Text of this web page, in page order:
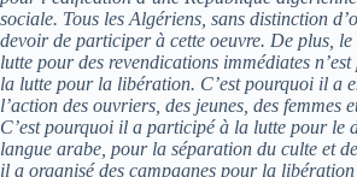
sociale. Tous les Algériens, sans distinction
devoir de participer à cette oeuvre. De plus,
lutte pour des revendications immédiates
la lutte pour la libération. C’est pourquoi il a
l’action des ouvriers, des jeunes, des femmes
C’est pourquoi il a participé à la lutte pour le
langue arabe, pour la séparation du culte et
il a organisé des campagnes pour la